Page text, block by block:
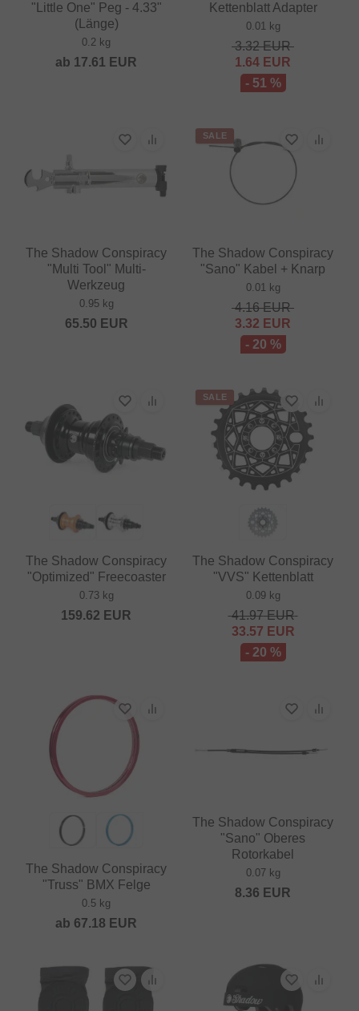
"Little One" Peg - 4.33"
(Länge)
0.2 kg
ab 17.61 EUR
Kettenblatt Adapter
0.01 kg
3.32EUR
1.64 EUR
- 51 %
The Shadow Conspiracy
"Multi Tool" Multi-
Werkzeug
0.95 kg
65.50 EUR
SALE
The Shadow Conspiracy
"Sano" Kabel + Knarp
0.01 kg
4.16EUR
3.32 EUR
- 20 %
The Shadow Conspiracy
"Optimized" Freecoaster
0.73 kg
159.62 EUR
SALE
The Shadow Conspiracy
"VVS" Kettenblatt
0.09 kg
41.97EUR
33.57 EUR
- 20 %
The Shadow Conspiracy
"Truss" BMX Felge
0.5 kg
ab 67.18 EUR
The Shadow Conspiracy
"Sano" Oberes
Rotorkabel
0.07 kg
8.36 EUR